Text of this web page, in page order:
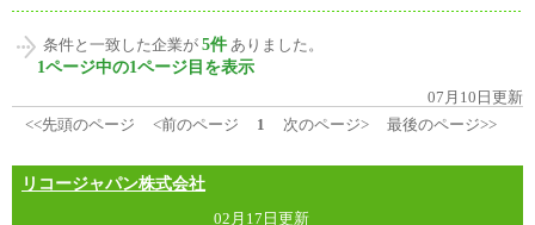
条件と一致した企業が 5件 ありました。
1ページ中の1ページ目を表示
07月10日更新
<<先頭のページ
<前のページ 1 次のページ> 最後のページ>>
リコージャパン株式会社
02月17日更新